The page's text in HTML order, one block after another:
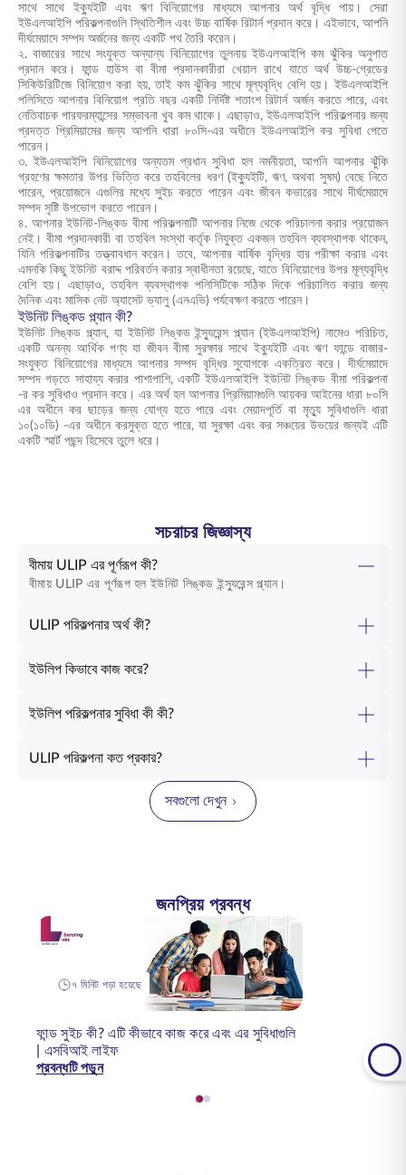
সাথে সাথে ইক্যুইটি এবং ঋণ বিনিয়োগের মাধ্যমে আপনার অর্থ বৃদ্ধি পায়। সেরা
ইউএলআইপি পরিকল্পনাগুলি স্থিতিশীল এবং উচ্চ বার্ষিক রিটার্ন প্রদান করে। এইভাবে, আপনি
দীর্ঘমেয়াদে সম্পদ অর্জনের জন্য একটি পথ তৈরি করেন।
২. বাজারের সাথে সংযুক্ত অন্যান্য বিনিয়োগের তুলনায় ইউএলআইপি কম ঝুঁকির অনুপাত
প্রদান করে। ফান্ড হাউস বা বীমা প্রদানকারীরা খেয়াল রাখে যাতে অর্থ উচ্চ-গ্রেডের
সিকিউরিটিজে বিনিয়োগ করা হয়, তাই কম ঝুঁকির সাথে মূল্যবৃদ্ধি বেশি হয়। ইউএলআইপি
পলিসিতে আপনার বিনিয়োগ প্রতি বছর একটি নির্দিষ্ট শতাংশ রিটার্ন অর্জন করতে পারে, এবং
নেতিবাচক পারফরম্যান্সের সম্ভাবনা খুব কম থাকে। এছাড়াও, ইউএলআইপি পরিকল্পনার জন্য
প্রদত্ত প্রিমিয়ামের জন্য আপনি ধারা ৮০সি-এর অধীনে ইউএলআইপি কর সুবিধা পেতে
পারেন।
৩. ইউএলআইপি বিনিয়োগের অন্যতম প্রধান সুবিধা হল নমনীয়তা, আপনি আপনার ঝুঁকি
গ্রহণের ক্ষমতার উপর ভিত্তি করে তহবিলের ধরণ (ইক্যুইটি, ঋণ, অথবা সুষম) বেছে নিতে
পারেন, প্রয়োজনে এগুলির মধ্যে সুইচ করতে পারেন এবং জীবন কভারের সাথে দীর্ঘমেয়াদে
সম্পদ সৃষ্টি উপভোগ করতে পারেন।
৪. আপনার ইউনিট-লিঙ্কড বীমা পরিকল্পনাটি আপনার নিজে থেকে পরিচালনা করার প্রয়োজন
নেই। বীমা প্রদানকারী বা তহবিল সংস্থা কর্তৃক নিযুক্ত একজন তহবিল ব্যবস্থাপক থাকেন,
যিনি পরিকল্পনাটির তত্ত্বাবধান করেন। তবে, আপনার বার্ষিক বৃদ্ধির হার পরীক্ষা করার এবং
এমনকি কিছু ইউনিট বরাদ্দ পরিবর্তন করার স্বাধীনতা রয়েছে, যাতে বিনিয়োগের উপর মূল্যবৃদ্ধি
বেশি হয়। এছাড়াও, তহবিল ব্যবস্থাপক পলিসিটিকে সঠিক দিকে পরিচালিত করার জন্য
দৈনিক এবং মাসিক নেট অ্যাসেট ভ্যালু (এনএভি) পর্যবেক্ষণ করতে পারেন।
ইউনিট লিঙ্কড প্ল্যান কী?
ইউনিট লিঙ্কড প্ল্যান, যা ইউনিট লিঙ্কড ইন্স্যুরেন্স প্ল্যান (ইউএলআইপি) নামেও পরিচিত,
একটি অনন্য আর্থিক পণ্য যা জীবন বীমা সুরক্ষার সাথে ইক্যুইটি এবং ঋণ ফান্ডে বাজার-
সংযুক্ত বিনিয়োগের মাধ্যমে আপনার সম্পদ বৃদ্ধির সুযোগকে একত্রিত করে। দীর্ঘমেয়াদে
সম্পদ গড়তে সাহায্য করার পাশাপাশি, একটি ইউএলআইপি ইউনিট লিঙ্কড বীমা পরিকল্পনা
-র কর সুবিধাও প্রদান করে। এর অর্থ হল আপনার প্রিমিয়ামগুলি আয়কর আইনের ধারা ৮০সি
এর অধীনে কর ছাড়ের জন্য যোগ্য হতে পারে এবং মেয়াদপূর্তি বা মৃত্যু সুবিধাগুলি ধারা
১০(১০ডি) -এর অধীনে করমুক্ত হতে পারে, যা সুরক্ষা এবং কর সঞ্চয়ের উভয়ের জন্যই এটি
একটি স্মার্ট পছন্দ হিসেবে তুলে ধরে।
সচরাচর জিজ্ঞাস্য
বীমায় ULIP এর পূর্ণরূপ কী?
বীমায় ULIP এর পূর্ণরূপ হল ইউনিট লিঙ্কড ইন্স্যুরেন্স প্ল্যান।
ULIP পরিকল্পনার অর্থ কী?
ইউলিপ কিভাবে কাজ করে?
ইউলিপ পরিকল্পনার সুবিধা কী কী?
ULIP পরিকল্পনা কত প্রকার?
সবগুলো দেখুন
জনপ্রিয় প্রবন্ধ
৭ মিনিট পড়া হয়েছে
ফান্ড সুইচ কী? এটি কীভাবে কাজ করে এবং এর সুবিধাগুলি
| এসবিআই লাইফ
প্রবন্ধটি পড়ুন